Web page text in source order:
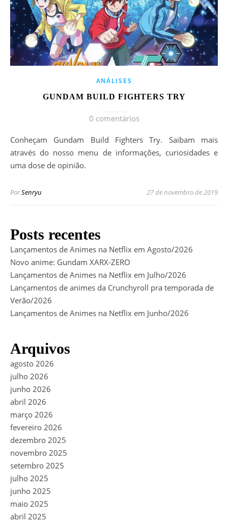
ANÁLISES
GUNDAM BUILD FIGHTERS TRY
0 comentários
Conheçam Gundam Build Fighters Try. Saibam mais
através do nosso menu de informações, curiosidades e
uma dose de opinião.
PorSenryu 27 de novembro de 2019
Posts recentes
Lançamentos de Animes na Netflix em Agosto/2026
Novo anime: Gundam XARX-ZERO
Lançamentos de Animes na Netflix em Julho/2026
Lançamentos de animes da Crunchyroll pra temporada de
Verão/2026
Lançamentos de Animes na Netflix em Junho/2026
Arquivos
agosto 2026
julho 2026
junho 2026
abril 2026
março 2026
fevereiro 2026
dezembro 2025
novembro 2025
setembro 2025
julho 2025
junho 2025
maio 2025
abril 2025